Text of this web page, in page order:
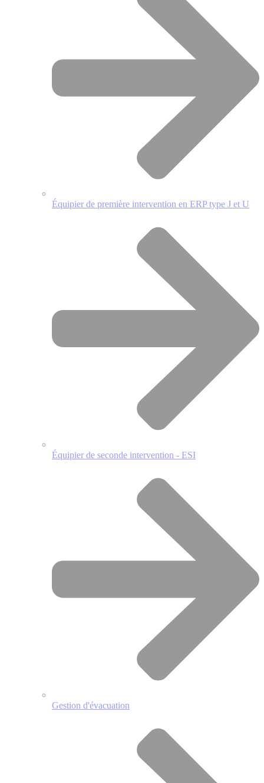
Équipier de première intervention en ERP type J et U
Équipier de seconde intervention - ESI
Gestion d'évacuation